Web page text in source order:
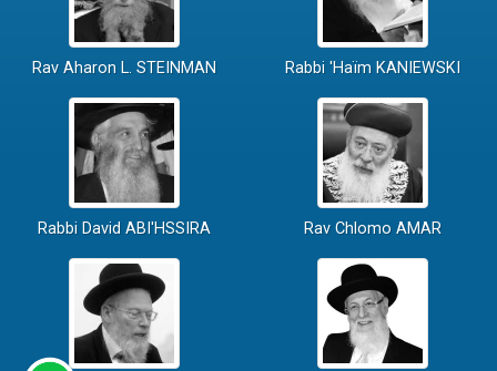
Rav Aharon L. STEINMAN Rabbi 'Haïm KANIEWSKI
Rabbi David ABI'HSSIRA Rav Chlomo AMAR